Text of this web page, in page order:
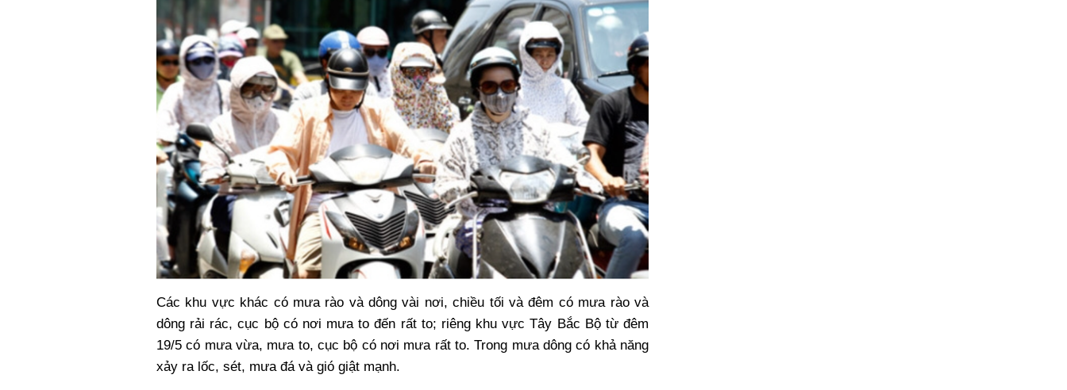
Các khu vực khác có mưa rào và dông vài nơi, chiều tối và đêm có mưa rào và
dông rải rác, cục bộ có nơi mưa to đến rất to; riêng khu vực Tây Bắc Bộ từ đêm
19/5 có mưa vừa, mưa to, cục bộ có nơi mưa rất to. Trong mưa dông có khả năng
xảy ra lốc, sét, mưa đá và gió giật mạnh.